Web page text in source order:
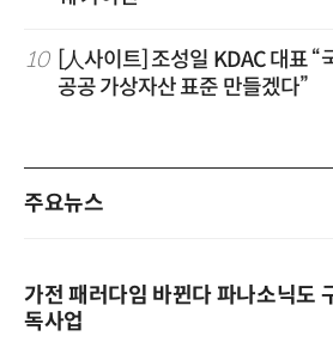
10
[人사이트] 조성일 KDAC 대표
공공 가상자산 표준 만들겠다”
주요뉴스
가전 패러다임 바뀐다 파나소닉도
독사업